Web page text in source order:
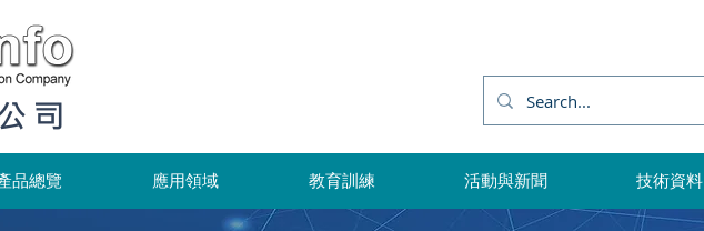
司
品總覽 應用領域 教育訓練 活動與新聞 技術資料